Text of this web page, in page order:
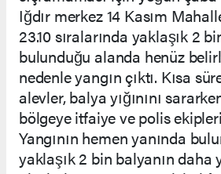
Iğdır merkez 14 Kasım
23.10 sıralarında yaklaşık 2
bulunduğu alanda henüz
nedenle yangın çıktı. Kısa
alevler, balya yığınını
bölgeye itfaiye ve polis
Yangının hemen yanında
yaklaşık 2 bin balyanın daha